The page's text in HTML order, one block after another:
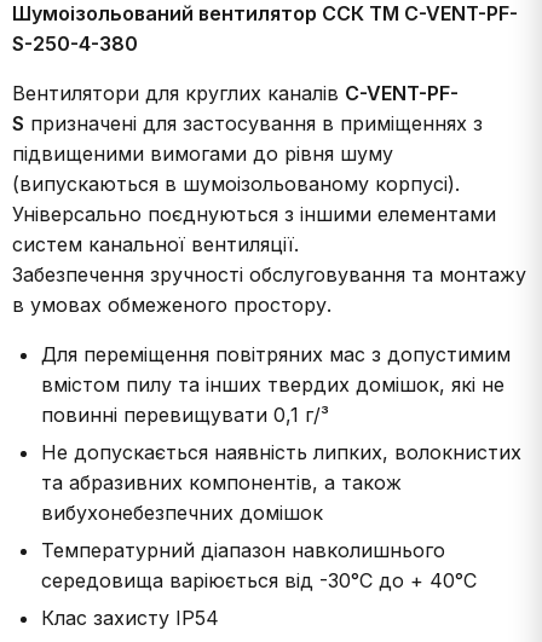
Шумоізольований вентилятор ССК ТМ C-VENT-PF-
S-250-4-380
Вентилятори для круглих каналів C-VENT-PF-
S призначені для застосування в приміщеннях з
підвищеними вимогами до рівня шуму
(випускаються в шумоізольованому корпусі).
Універсально поєднуються з іншими елементами
систем канальної вентиляції.
Забезпечення зручності обслуговування та монтажу
в умовах обмеженого простору.
Для переміщення повітряних мас з допустимим
вмістом пилу та інших твердих домішок, які не
повинні перевищувати 0,1 г/³
Не допускається наявність липких, волокнистих
та абразивних компонентів, а також
вибухонебезпечних домішок
Температурний діапазон навколишнього
середовища варіюється від -30°С до + 40°С
Клас захисту IP54